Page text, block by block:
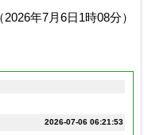
（2026年7月6日1時08分）
2026-07-06 06:21:53